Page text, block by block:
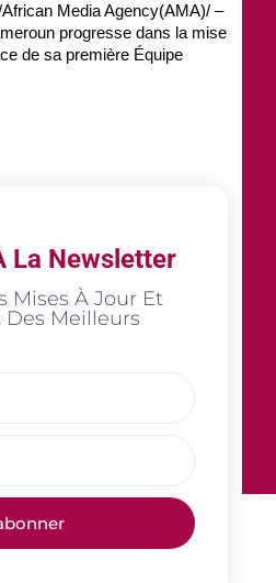
African Media Agency(AMA)/ –
progresse dans la mise
de sa première Équipe
La Newsletter
Mises À Jour Et
Meilleurs